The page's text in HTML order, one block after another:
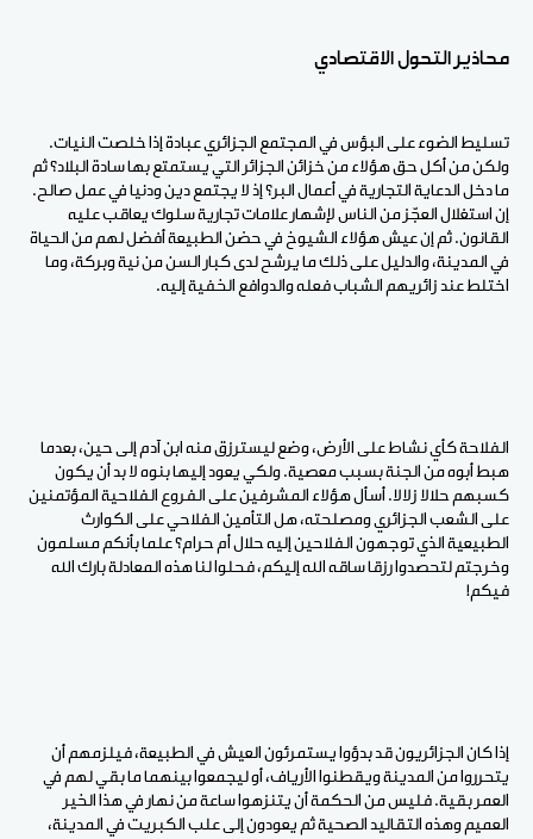
محاذير التحول الاقتصادي
تسليط الضوء على البؤس في المجتمع الجزائري عبادة إذا خلصت النيات.
ولكن من أكل حق هؤلاء من خزائن الجزائر التي يستمتع بها سادة البلاد؟ ثم
ما دخل الدعاية التجارية في أعمال البر؟ إذ لا يجتمع دين ودنيا في عمل صالح.
إن استغلال العجّز من الناس لإشهار علامات تجارية سلوك يعاقب عليه
القانون. ثم إن عيش هؤلاء الشيوخ في حضن الطبيعة أفضل لهم من الحياة
في المدينة، والدليل على ذلك ما يرشح لدى كبار السن من نية وبركة، وما
اختلط عند زائريهم الشباب فعله والدوافع الخفية إليه.
الفلاحة كأي نشاط على الأرض، وضع ليسترزق منه ابن آدم إلى حين، بعدما
هبط أبوه من الجنة بسبب معصية. ولكي يعود إليها بنوه لا بد أن يكون
كسبهم حلالا زلالا. أسأل هؤلاء المشرفين على الفروع الفلاحية المؤتمنين
على الشعب الجزائري ومصلحته، هل التأمين الفلاحي على الكوارث
الطبيعية الذي توجهون الفلاحين إليه حلال أم حرام؟ علما بأنكم مسلمون
وخرجتم لتحصدوا رزقا ساقه الله إليكم، فحلوا لنا هذه المعادلة بارك الله
فيكم!
إذا كان الجزائريون قد بدؤوا يستمرئون العيش في الطبيعة، فيلزمهم أن
يتحرروا من المدينة ويقطنوا الأرياف، أو ليجمعوا بينهما ما بقي لهم في
العمر بقية. فليس من الحكمة أن يتنزهوا ساعة من نهار في هذا الخير
العميم وهذه التقاليد الصحية ثم يعودون إلى علب الكبريت في المدينة،